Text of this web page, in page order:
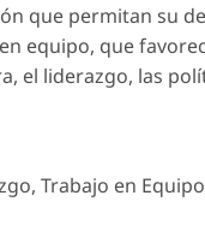
que permitan su
equipo, que
el liderazgo, las
Trabajo en